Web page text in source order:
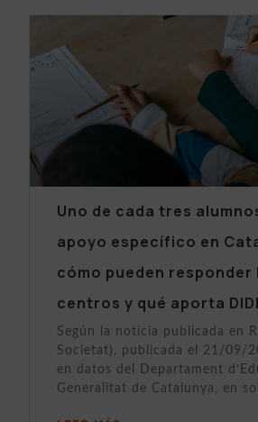
Uno de cada tres
apoyo específico en
cómo pueden responder
centros y qué aporta
Según la noticia publicada en
Societat), publicada el 21/09/
en datos del Departament
Generalitat de Catalunya, en